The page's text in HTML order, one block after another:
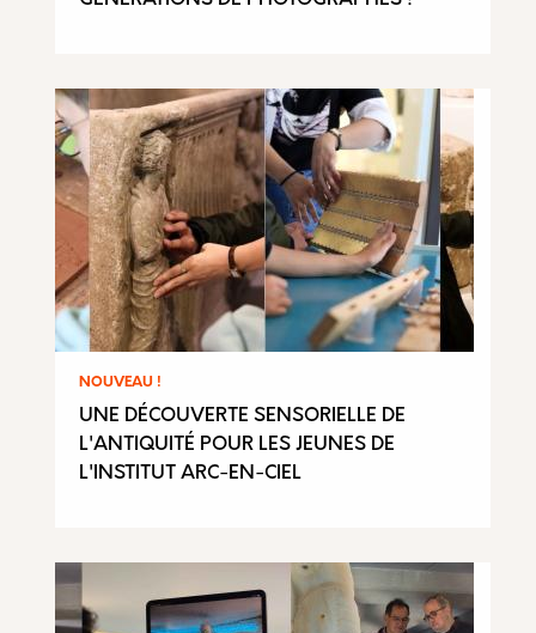
NOUVEAU !
UNE DÉCOUVERTE SENSORIELLE DE
L'ANTIQUITÉ POUR LES JEUNES DE
L'INSTITUT ARC-EN-CIEL